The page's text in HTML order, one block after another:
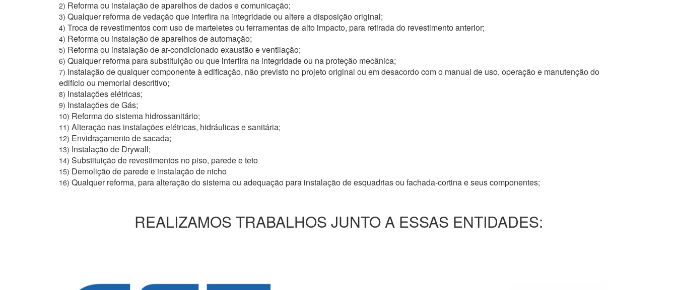
2) Reforma ou instalação de aparelhos de dados e comunicação;
3) Qualquer reforma de vedação que interfira na integridade ou altere a disposição original;
4) Troca de revestimentos com uso de marteletes ou ferramentas de alto impacto, para retirada do revestimento anterior;
4) Reforma ou instalação de aparelhos de automação;
5) Reforma ou instalação de ar-condicionado exaustão e ventilação;
6) Qualquer reforma para substituição ou que interfira na integridade ou na proteção mecânica;
7) Instalação de qualquer componente à edificação, não previsto no projeto original ou em desacordo com o manual de uso, operação e manutenção do
edifício ou memorial descritivo;
8) Instalações elétricas;
9) Instalações de Gás;
10) Reforma do sistema hidrossanitário;
11) Alteração nas instalações elétricas, hidráulicas e sanitária;
12) Envidraçamento de sacada;
13) Instalação de Drywall;
14) Substituição de revestimentos no piso, parede e teto
15) Demolição de parede e instalação de nicho
16) Qualquer reforma, para alteração do sistema ou adequação para instalação de esquadrias ou fachada-cortina e seus componentes;
REALIZAMOS TRABALHOS JUNTO A ESSAS ENTIDADES: